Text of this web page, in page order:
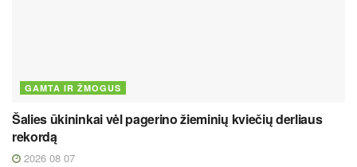
GAMTA IR ŽMOGUS
Šalies ūkininkai vėl pagerino žieminių kviečių derliaus
rekordą
2026 08 07